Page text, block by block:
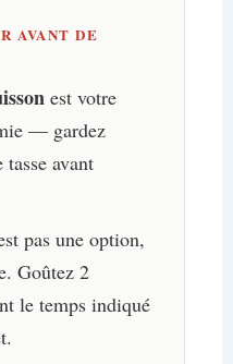
AVANT DE
est votre
— gardez
avant
pas une option,
Goûtez 2
le temps indiqué